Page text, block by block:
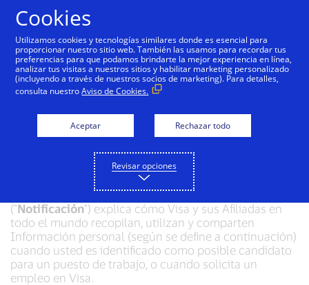
Notificación de
privacidad para
Candidatos de Visa
Fecha de entrada en vigencia: 19 de marzo de 2026
Esta Notificación de privacidad para candidatos
("Notificación") explica cómo Visa y sus Afiliadas en
todo el mundo recopilan, utilizan y comparten
Información personal (según se define a continuación)
cuando usted es identificado como posible candidato
para un puesto de trabajo, o cuando solicita un
empleo en Visa.
Cookies
Utilizamos cookies y tecnologías similares donde es esencial para
proporcionar nuestro sitio web. También las usamos para recordar tus
preferencias para que podamos brindarte la mejor experiencia en línea,
analizar tus visitas a nuestros sitios y habilitar marketing personalizado
(incluyendo a través de nuestros socios de marketing). Para detalles,
consulta nuestroAviso de Cookies.
Aceptar Rechazar todo
Revisar opciones